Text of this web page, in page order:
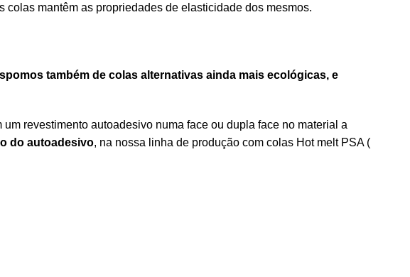
mantêm as propriedades de elasticidade dos mesmos.
também de colas alternativas ainda mais ecológicas, e
um revestimento autoadesivo numa face ou dupla face no material a
do autoadesivo, na nossa linha de produção com colas Hot melt PSA (